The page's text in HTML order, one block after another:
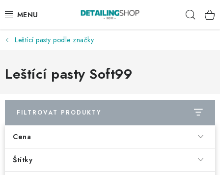
na
AKCE
NOVINKY
DÁRKOVÉ SADY A POUKAZY
Leštící pasty podle značky
Leštící pasty Soft99
FILTROVAT PRODUKTY
Cena
Štítky